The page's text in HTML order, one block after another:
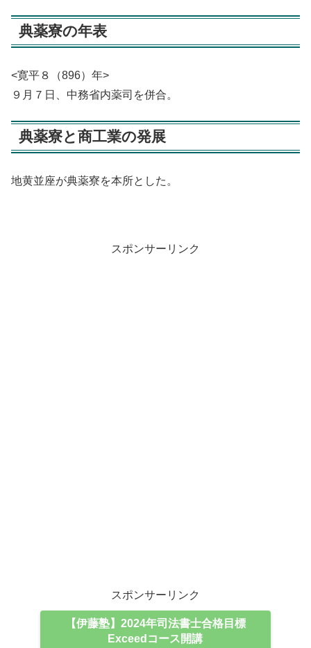
典薬寮の年表
<寛平８（896）年>
９月７日、中務省内薬司を併合。
典薬寮と商工業の発展
地黄並座が典薬寮を本所とした。
スポンサーリンク
スポンサーリンク
【伊藤塾】2024年司法書士合格目標
Exceedコース開講